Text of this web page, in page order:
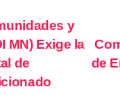
de
y
MN) Exige la
de